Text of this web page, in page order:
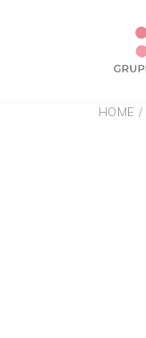
HOME /